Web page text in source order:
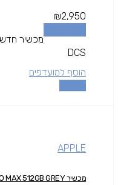
₪2,950
מכשיר
DCS
הוסף למועדפים
APPLE
מכשיר iPhone 14 PRO MAX 512GB GREY